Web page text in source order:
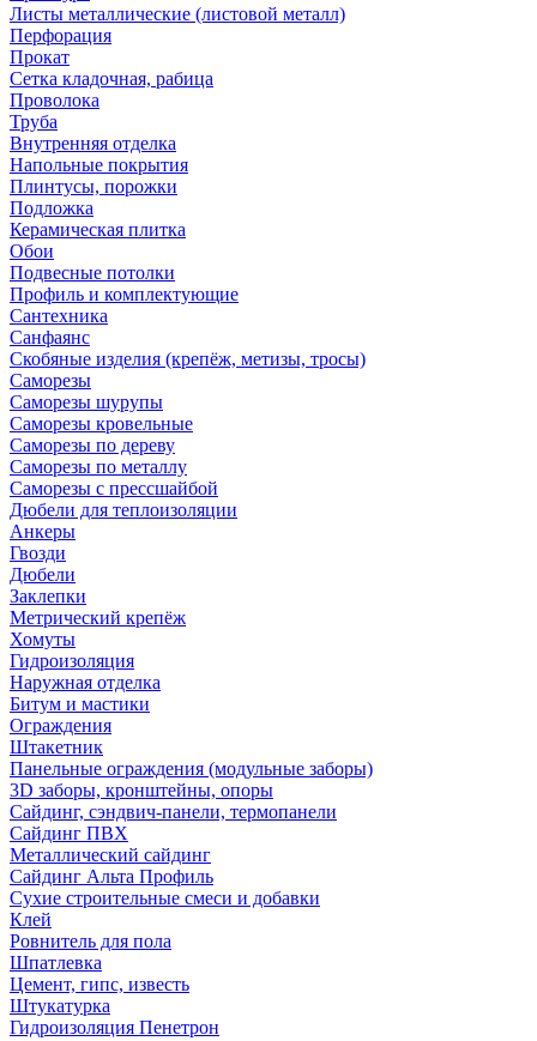
Листы металлические (листовой металл)
Перфорация
Прокат
Сетка кладочная, рабица
Проволока
Труба
Внутренняя отделка
Напольные покрытия
Плинтусы, порожки
Подложка
Керамическая плитка
Обои
Подвесные потолки
Профиль и комплектующие
Сантехника
Санфаянс
Скобяные изделия (крепёж, метизы, тросы)
Саморезы
Саморезы шурупы
Саморезы кровельные
Саморезы по дереву
Саморезы по металлу
Саморезы с прессшайбой
Дюбели для теплоизоляции
Анкеры
Гвозди
Дюбели
Заклепки
Метрический крепёж
Хомуты
Гидроизоляция
Наружная отделка
Битум и мастики
Ограждения
Штакетник
Панельные ограждения (модульные заборы)
3D заборы, кронштейны, опоры
Cайдинг, сэндвич-панели, термопанели
Сайдинг ПВХ
Металлический сайдинг
Сайдинг Альта Профиль
Сухие строительные смеси и добавки
Клей
Ровнитель для пола
Шпатлевка
Цемент, гипс, известь
Штукатурка
Гидроизоляция Пенетрон